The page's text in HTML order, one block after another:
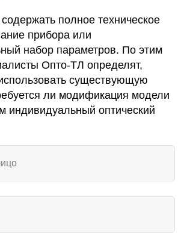
полное техническое
прибора или
набор параметров. По этим
Опто-ТЛ определят,
существующую
ли модификация модели
индивидуальный оптический